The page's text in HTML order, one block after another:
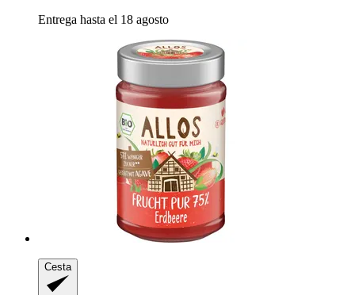
Entrega hasta el 18 agosto
Cesta